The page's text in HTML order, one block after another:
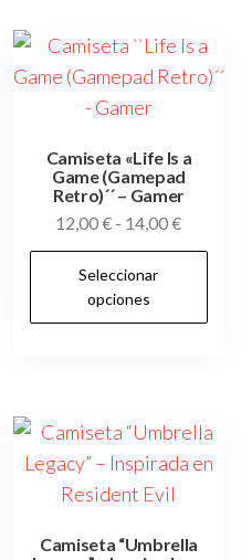
se
pueden
Camiseta «Life Is a
Game (Gamepad
Retro)´´ – Gamer
12,00€ - 14,00€Rango
de
12,00 €
Seleccionar
opciones
Camiseta “Umbrella